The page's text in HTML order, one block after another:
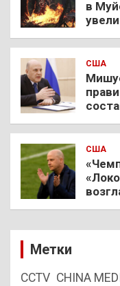
в
США
США
Метки
CCTV CHINA